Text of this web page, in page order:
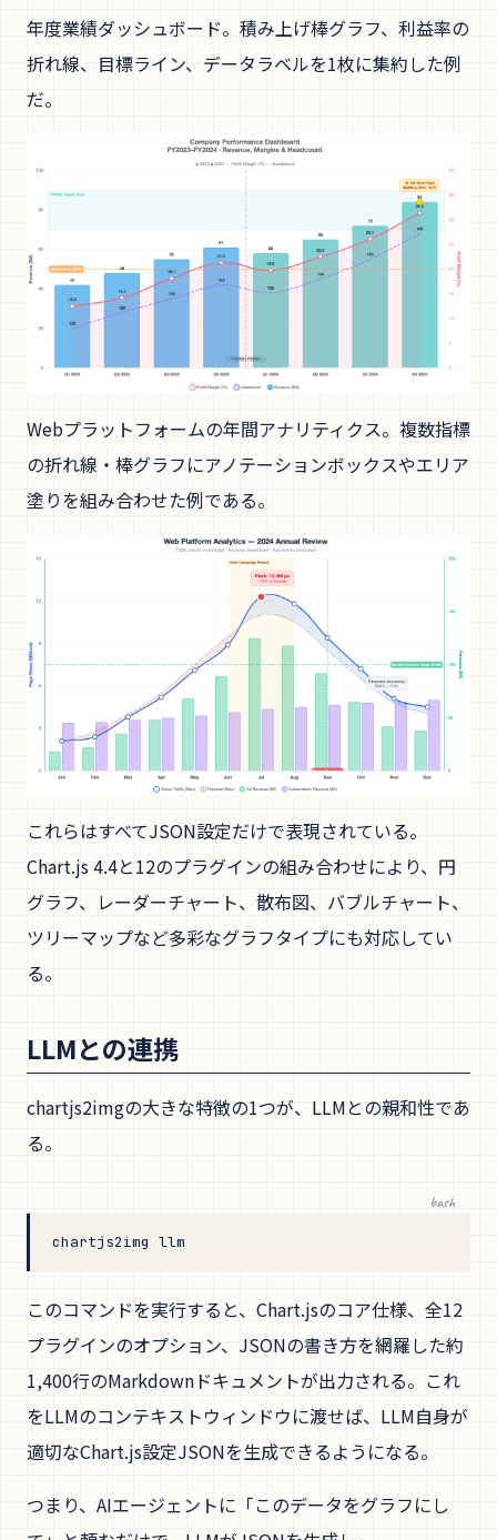
年度業績ダッシュボード。積み上げ棒グラフ、利益率の
折れ線、目標ライン、データラベルを1枚に集約した例
だ。
Webプラットフォームの年間アナリティクス。複数指標
の折れ線・棒グラフにアノテーションボックスやエリア
塗りを組み合わせた例である。
これらはすべてJSON設定だけで表現されている。
Chart.js 4.4と12のプラグインの組み合わせにより、円
グラフ、レーダーチャート、散布図、バブルチャート、
ツリーマップなど多彩なグラフタイプにも対応してい
る。
LLMとの連携
chartjs2imgの大きな特徴の1つが、LLMとの親和性であ
る。
bash
chartjs2img llm
このコマンドを実行すると、Chart.jsのコア仕様、全12
プラグインのオプション、JSONの書き方を網羅した約
1,400行のMarkdownドキュメントが出力される。これ
をLLMのコンテキストウィンドウに渡せば、LLM自身が
適切なChart.js設定JSONを生成できるようになる。
つまり、AIエージェントに「このデータをグラフにし